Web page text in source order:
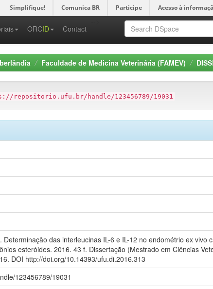
Simplifique! Comunica BR Participe Acesso à
ORCID Contact
Faculdade de Medicina Veterinária (FAMEV)
repositorio.ufu.br/handle/123456789/19031
Determinação das interleucinas IL-6 e IL-12 no endométrio ex vivo
esteróides. 2016. 43 f. Dissertação (Mestrado em Ciências
DOI http://doi.org/10.14393/ufu.di.2016.313
123456789/19031